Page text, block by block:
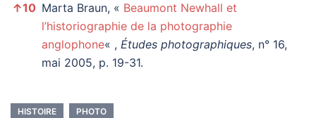
↑10 Marta Braun, « Beaumont Newhall et
l’historiographie de la photographie
anglophone« , Études photographiques, n° 16,
mai 2005, p. 19-31.
HISTOIRE PHOTO